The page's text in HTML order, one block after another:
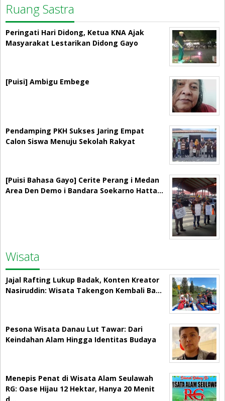
Ruang Sastra
Peringati Hari Didong, Ketua KNA Ajak
Masyarakat Lestarikan Didong Gayo
[Puisi] Ambigu Embege
Pendamping PKH Sukses Jaring Empat
Calon Siswa Menuju Sekolah Rakyat
[Puisi Bahasa Gayo] Cerite Perang i Medan
Area Den Demo i Bandara Soekarno Hatta…
Wisata
Jajal Rafting Lukup Badak, Konten Kreator
Nasiruddin: Wisata Takengon Kembali Ba…
Pesona Wisata Danau Lut Tawar: Dari
Keindahan Alam Hingga Identitas Budaya
Menepis Penat di Wisata Alam Seulawah
RG: Oase Hijau 12 Hektar, Hanya 20 Menit